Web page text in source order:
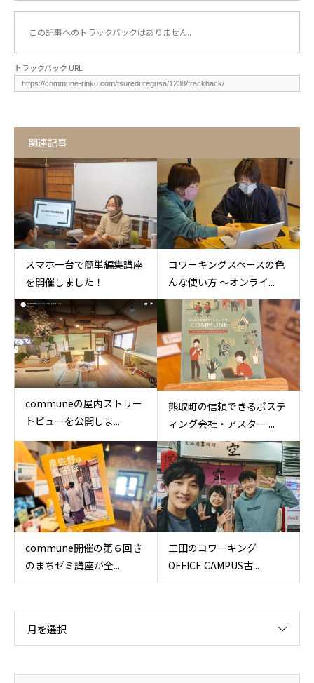
この記事へのトラックバックはありません。
トラックバック URL
関連記事
スマホ一台で簡単編集講座
を開催しました！
コワーキングスペースの色
んな使い方 〜オンライ...
communeの屋内ストリー
トビューを公開しま...
熊取町の信頼できるポステ
ィング会社・アスター ...
commune開催の第６回さ
のまちゼミ講座が全...
三田のコワーキング
OFFICE CAMPUS古...
月を選択